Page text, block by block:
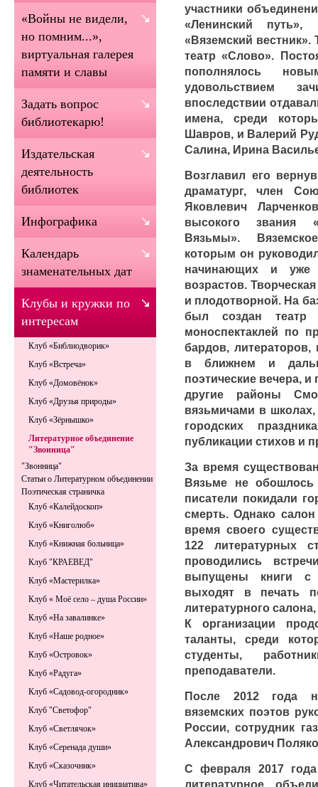
участники
«Ленинский путь»,
«Вяземский вестник».
театр «Слово».
пополнялось
удовольствием
впоследствии
имена, среди
Шавров, и Валерий
Салина, Ирина
Возглавил его
драматург, член
Яковлевич
высокого звания
Вязьмы».
которым он
начинающих и уже
возрастов.
и плодотворной. На
был создан театр
моноспектаклей по
бардов,
в ближнем и
поэтические вечера,
другие районы
вязьмичами в
городских
публикации стихов и
За время
Вязьме не
писатели покидали
смерть. Однако
время своего
122 литературных
проводились
выпущены книги с
выходят в печать
литературного
К организации
таланты, среди
студенты,
преподаватели.
После 2012 года
вяземских поэтов
России, сотрудник
Александрович
С февраля 2017
литературное
«Войны не видели,
но помним...»,
виртуальная галерея
памяти и славы
Задать вопрос
библиотекарю!
Издательская
деятельность
библиотек
Инфографика
Календарь
знаменательных дат
Клубы и кружки по
интересам
Клуб «Библиодворик»
Клуб «Встреча»
Клуб «Домовёнок»
Клуб «Друзья природы»
Клуб «Зёрнышко»
Литературное объединение
"Звонница"
"Звонница"
Статьи о Литературном объединении
Поэтическая страничка
Клуб «Калейдоскоп»
Клуб «Книголюб»
Клуб «Книжная больница»
Клуб "КРАЕВЕД"
Клуб «Мастерилка»
Клуб « Моё село – душа России»
Клуб «На завалинке»
Клуб «Наше родное»
Клуб «Островок»
Клуб «Радуга»
Клуб «Садовод-огородник»
Клуб "Светофор"
Клуб «Светлячок»
Клуб «Серенада души»
Клуб «Сказочник»
Клуб «Читательская инициатива»